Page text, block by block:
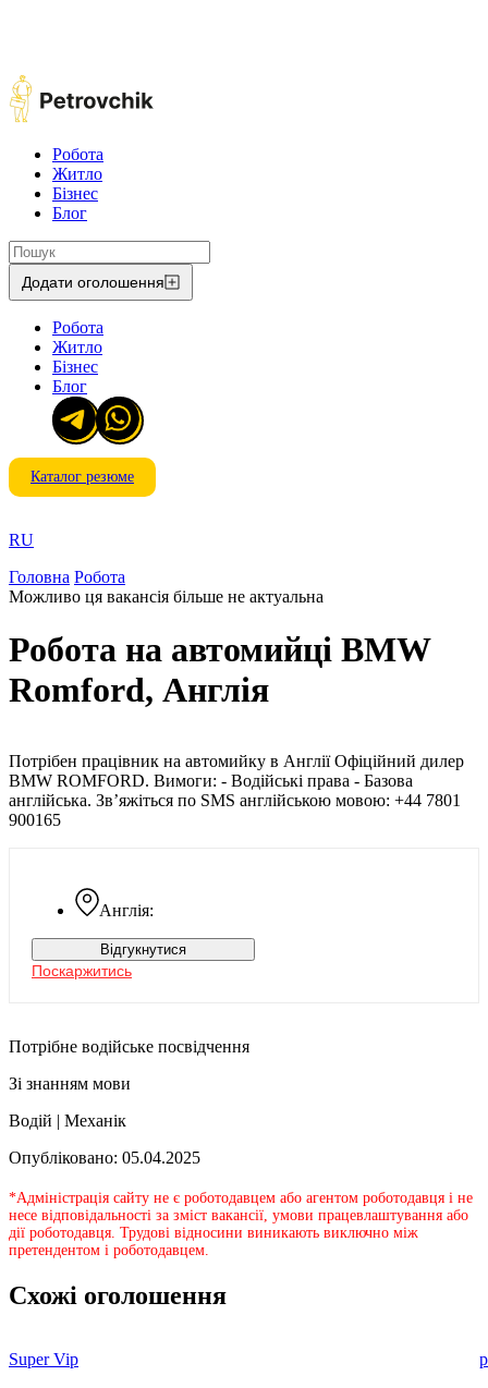
Робота
Житло
Бізнес
Блог
Додати оголошення
Робота
Житло
Бізнес
Блог
Каталог резюме
RU
Головна Робота
Можливо ця вакансія більше не актуальна
Робота на автомийці BMW
Romford, Англія
Англія:
Відгукнутися
Поскаржитись
Потрібен працівник на автомийку в Англії Офіційний дилер
BMW ROMFORD. Вимоги: - Водійські права - Базова
англійська. Зв’яжіться по SMS англійською мовою: +44 7801
900165
Потрібне водійське посвідчення
Зі знанням мови
Водій | Механік
Опубліковано: 05.04.2025
*Адміністрація сайту не є роботодавцем або агентом роботодавця і не
несе відповідальності за зміст вакансії, умови працевлаштування або
дії роботодавця. Трудові відносини виникають виключно між
претендентом і роботодавцем.
Схожі оголошення
Super Vip